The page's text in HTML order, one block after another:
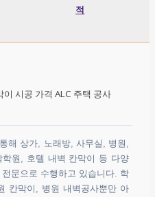
적
시공 가격 ALC 주택 공사
해 상가, 노래방, 사무실, 병원,
원, 호텔 내벽 칸막이 등 다양
전문으로 수행하고 있습니다. 학
칸막이, 병원 내벽공사뿐만 아